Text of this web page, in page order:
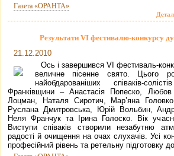
Газета «ОРАНТА»
Результати VI фестивалю-конкурсу
21.12.2010
Ось і завершився VI фестиваль-
величне пісенне свято. Цього
найобдарованіших співаків-
Франківщини – Анастасія Попеско,
Лоцман, Наталя Сиротич, Мар’яна
Руслана Дмитровська, Юрій Вольбин,
Неля Франчук та Ірина Голоско. Вік
Виступи співаків створили незабутню
радості й очищення на очах слухачів. Усі
професійний рівень та ретельну підготовку